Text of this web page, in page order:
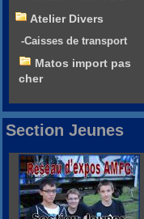
Atelier Divers
-Caisses de transport
Matos import pas
cher
Section Jeunes